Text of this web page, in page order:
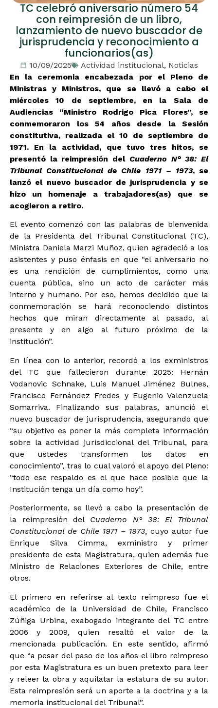
TC celebró aniversario número 54
con reimpresión de un libro,
lanzamiento de nuevo buscador de
jurisprudencia y reconocimiento a
funcionarios(as)
10/09/2025 Actividad institucional, Noticias
En la ceremonia encabezada por el Pleno de
Ministras y Ministros, que se llevó a cabo el
miércoles 10 de septiembre, en la Sala de
Audiencias “Ministro Rodrigo Pica Flores”, se
conmemoraron los 54 años desde la Sesión
constitutiva, realizada el 10 de septiembre de
1971. En la actividad, que tuvo tres hitos, se
presentó la reimpresión del Cuaderno N° 38: El
Tribunal Constitucional de Chile 1971 – 1973, se
lanzó el nuevo buscador de jurisprudencia y se
hizo un homenaje a trabajadores(as) que se
acogieron a retiro.
El evento comenzó con las palabras de bienvenida
de la Presidenta del Tribunal Constitucional (TC),
Ministra Daniela Marzi Muñoz, quien agradeció a los
asistentes y puso énfasis en que “el aniversario no
es una rendición de cumplimientos, como una
cuenta pública, sino un acto de carácter más
interno y humano. Por eso, hemos decidido que la
conmemoración se hará reconociendo distintos
hechos que miran directamente al pasado, al
presente y en algo al futuro próximo de la
institución”.
En línea con lo anterior, recordó a los exministros
del TC que fallecieron durante 2025: Hernán
Vodanovic Schnake, Luis Manuel Jiménez Bulnes,
Francisco Fernández Fredes y Eugenio Valenzuela
Somarriva. Finalizando sus palabras, anunció el
nuevo buscador de jurisprudencia, asegurando que
“su objetivo es poner la más completa información
sobre la actividad jurisdiccional del Tribunal, para
que ustedes transformen los datos en
conocimiento”, tras lo cual valoró el apoyo del Pleno:
“todo ese respaldo es el que hace posible que la
Institución tenga un día como hoy”.
Posteriormente, se llevó a cabo la presentación de
la reimpresión del Cuaderno N° 38: El Tribunal
Constitucional de Chile 1971 – 1973, cuyo autor fue
Enrique Silva Cimma, exministro y primer
presidente de esta Magistratura, quien además fue
Ministro de Relaciones Exteriores de Chile, entre
otros.
El primero en referirse al texto reimpreso fue el
académico de la Universidad de Chile, Francisco
Zúñiga Urbina, exabogado integrante del TC entre
2006 y 2009, quien resaltó el valor de la
mencionada publicación. En este sentido, afirmó
que “a pesar del paso de los años el libro reimpreso
por esta Magistratura es un buen pretexto para leer
y releer la obra y aquilatar la estatura de su autor.
Esta reimpresión será un aporte a la doctrina y a la
memoria institucional del Tribunal”.